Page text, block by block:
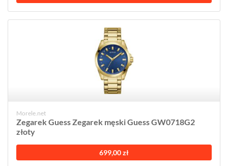
Morele.net
Zegarek Guess Zegarek męski Guess GW0718G2
złoty
699,00 zł